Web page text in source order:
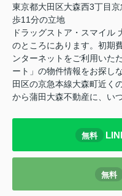
東京都大田区大森西3丁目
歩11分の立地
ドラッグストア・スマイル
のところにあります。初期
ンターネットをご利用いた
ート」の物件情報をお探し
田区の京急本線大森町近く
から蒲田大森不動産に、い
無料
無料